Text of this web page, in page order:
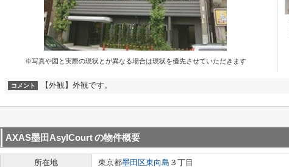
※写真や図と実際の現状とが異なる場合は現状を優先させていただきます
コメント 【外観】外観です。
AXAS墨田AsylCourtの物件概要
所在地 東京都墨田区東向島 ３丁目